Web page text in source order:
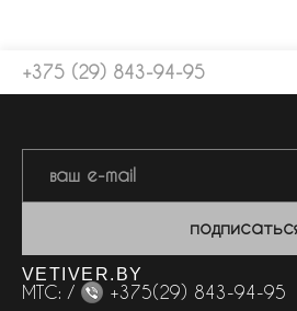
+375 (29) 843-94-95
VETIVER.BY
МТС: /
+375(29) 843-94-95